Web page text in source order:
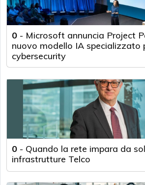
0 - Microsoft annuncia Project
nuovo modello IA specializzato
cybersecurity
0 - Quando la rete impara da
infrastrutture Telco